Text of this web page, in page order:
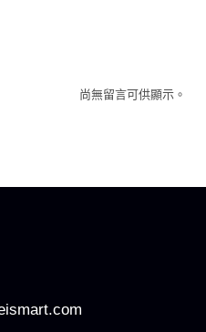
尚無留言可供顯示。